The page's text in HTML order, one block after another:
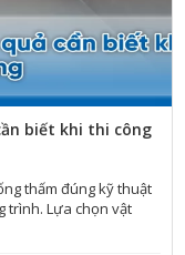
biết khi thi công
thấm đúng kỹ thuật
trình. Lựa chọn vật